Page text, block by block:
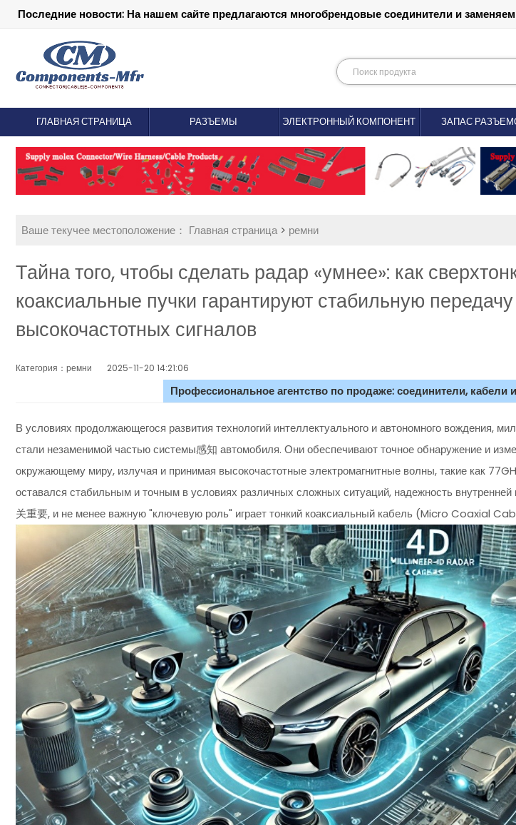
Последние новости: На нашем сайте предлагаются многобрендовые соединители и
ГЛАВНАЯ СТРАНИЦА РАЗЪЕМЫ ЭЛЕКТРОННЫЙ КОМПОНЕНТ ЗАПАС
Ваше текучее местоположение： Главная страница> ремни
Тайна того, чтобы сделать радар «умнее»: как
коаксиальные пучки гарантируют стабильную передачу
высокочастотных сигналов
Категория：ремни 2025-11-20 14:21:06
Профессиональное агентство по продаже: соединители, кабели
В условиях продолжающегося развития технологий интеллектуального и автономного вождения,
стали незаменимой частью системы感知 автомобиля. Они обеспечивают точное обнаружение и
окружающему миру, излучая и принимая высокочастотные электромагнитные волны, такие как
оставался стабильным и точным в условиях различных сложных ситуаций, надежность внутренней
关重要, и не менее важную "ключевую роль" играет тонкий коаксиальный кабель (Micro Coaxial